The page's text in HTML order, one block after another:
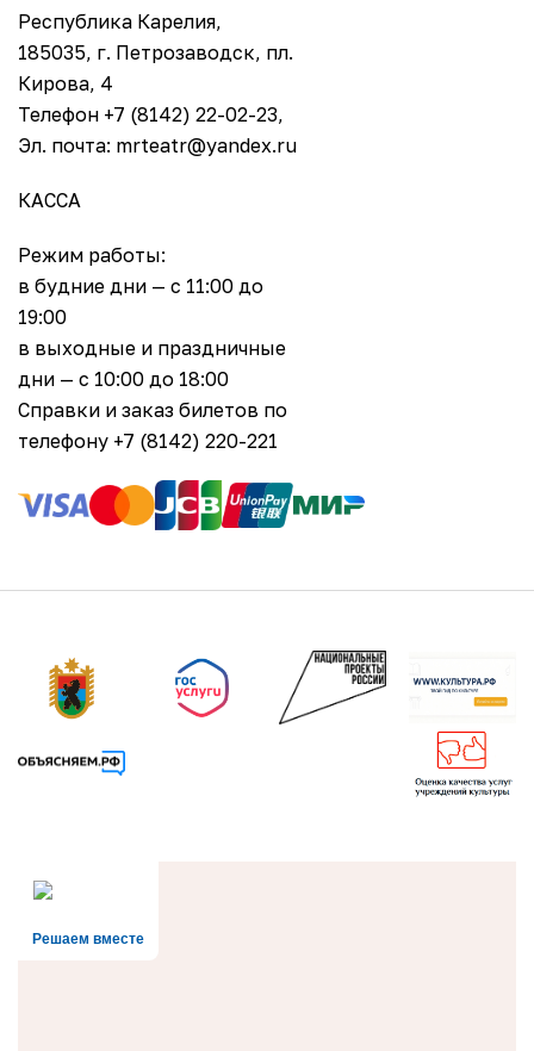
Республика Карелия,
185035, г. Петрозаводск, пл.
Кирова, 4
Телефон +7 (8142) 22-02-23,
Эл. почта: mrteatr@yandex.ru
КАССА
Режим работы:
в будние дни — с 11:00 до
19:00
в выходные и праздничные
дни — с 10:00 до 18:00
Справки и заказ билетов по
телефону +7 (8142) 220-221
Решаем вместе